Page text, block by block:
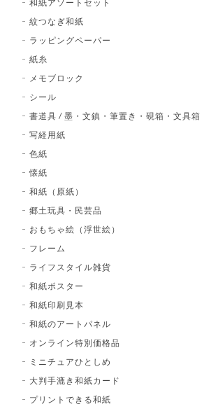
和紙アソートセット
紋つなぎ和紙
ラッピングペーパー
紙糸
メモブロック
シール
書道具 / 墨・文鎮・筆置き・硯箱・文具箱
写経用紙
色紙
懐紙
和紙（原紙）
郷土玩具・民芸品
おもちゃ絵（浮世絵）
フレーム
ライフスタイル雑貨
和紙ポスター
和紙印刷見本
和紙のアートパネル
オンライン特別価格品
ミニチュアひとしめ
大判手漉き和紙カード
プリントできる和紙